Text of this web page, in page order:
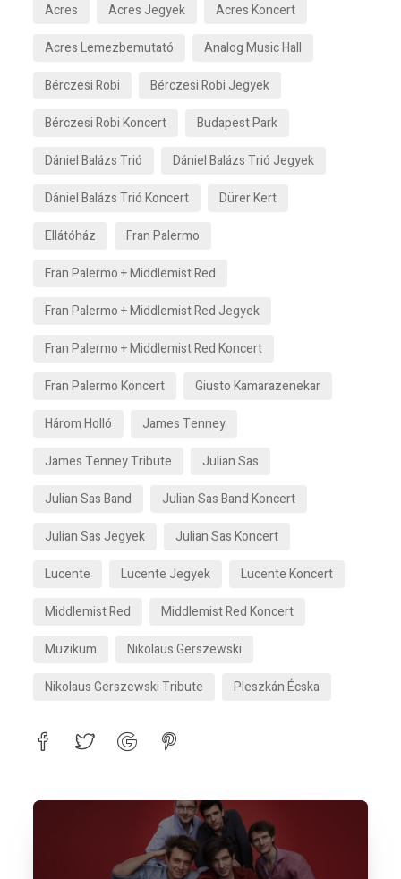
Acres Acres Jegyek
Acres Koncert
Acres Lemezbemutató
Analog Music Hall
Bérczesi Robi
Bérczesi Robi Jegyek
Bérczesi Robi Koncert
Budapest Park
Dániel Balázs Trió
Dániel Balázs Trió Jegyek
Dániel Balázs Trió Koncert
Dürer Kert
Ellátóház
Fran Palermo
Fran Palermo + Middlemist Red
Fran Palermo + Middlemist Red Jegyek
Fran Palermo + Middlemist Red Koncert
Fran Palermo Koncert
Giusto Kamarazenekar
Három Holló
James Tenney
James Tenney Tribute
Julian Sas
Julian Sas Band
Julian Sas Band Koncert
Julian Sas Jegyek
Julian Sas Koncert
Lucente
Lucente Jegyek
Lucente Koncert
Middlemist Red
Middlemist Red Koncert
Muzikum
Nikolaus Gerszewski
Nikolaus Gerszewski Tribute
Pleszkán Écska